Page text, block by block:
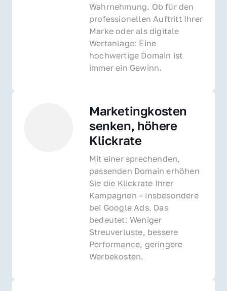
Wahrnehmung. Ob für den
professionellen Auftritt Ihrer
Marke oder als digitale
Wertanlage: Eine
hochwertige Domain ist
immer ein Gewinn.
Marketingkosten
senken, höhere
Klickrate
Mit einer sprechenden,
passenden Domain erhöhen
Sie die Klickrate Ihrer
Kampagnen – insbesondere
bei Google Ads. Das
bedeutet: Weniger
Streuverluste, bessere
Performance, geringere
Werbekosten.